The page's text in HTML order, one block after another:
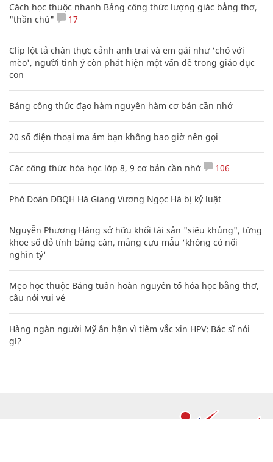
Cách học thuộc nhanh Bảng công thức lượng giác bằng thơ,
"thần chú"
17
Clip lột tả chân thực cảnh anh trai và em gái như 'chó với
mèo', người tinh ý còn phát hiện một vấn đề trong giáo dục
con
Bảng công thức đạo hàm nguyên hàm cơ bản cần nhớ
20 số điện thoại ma ám bạn không bao giờ nên gọi
Các công thức hóa học lớp 8, 9 cơ bản cần nhớ 106
Phó Đoàn ĐBQH Hà Giang Vương Ngọc Hà bị kỷ luật
Nguyễn Phương Hằng sở hữu khối tài sản "siêu khủng", từng
khoe sổ đỏ tính bằng cân, mắng cựu mẫu 'không có nổi
nghìn tỷ'
Mẹo học thuộc Bảng tuần hoàn nguyên tố hóa học bằng thơ,
câu nói vui vẻ
Hàng ngàn người Mỹ ân hận vì tiêm vắc xin HPV: Bác sĩ nói
gì?